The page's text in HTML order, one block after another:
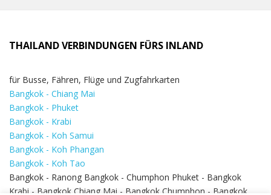
THAILAND VERBINDUNGEN FÜRS INLAND
für Busse, Fähren, Flüge und Zugfahrkarten
Bangkok - Chiang Mai
Bangkok - Phuket
Bangkok - Krabi
Bangkok - Koh Samui
Bangkok - Koh Phangan
Bangkok - Koh Tao
Bangkok - Ranong Bangkok - Chumphon Phuket - Bangkok
Krabi - Bangkok Chiang Mai - Bangkok Chumphon - Bangkok